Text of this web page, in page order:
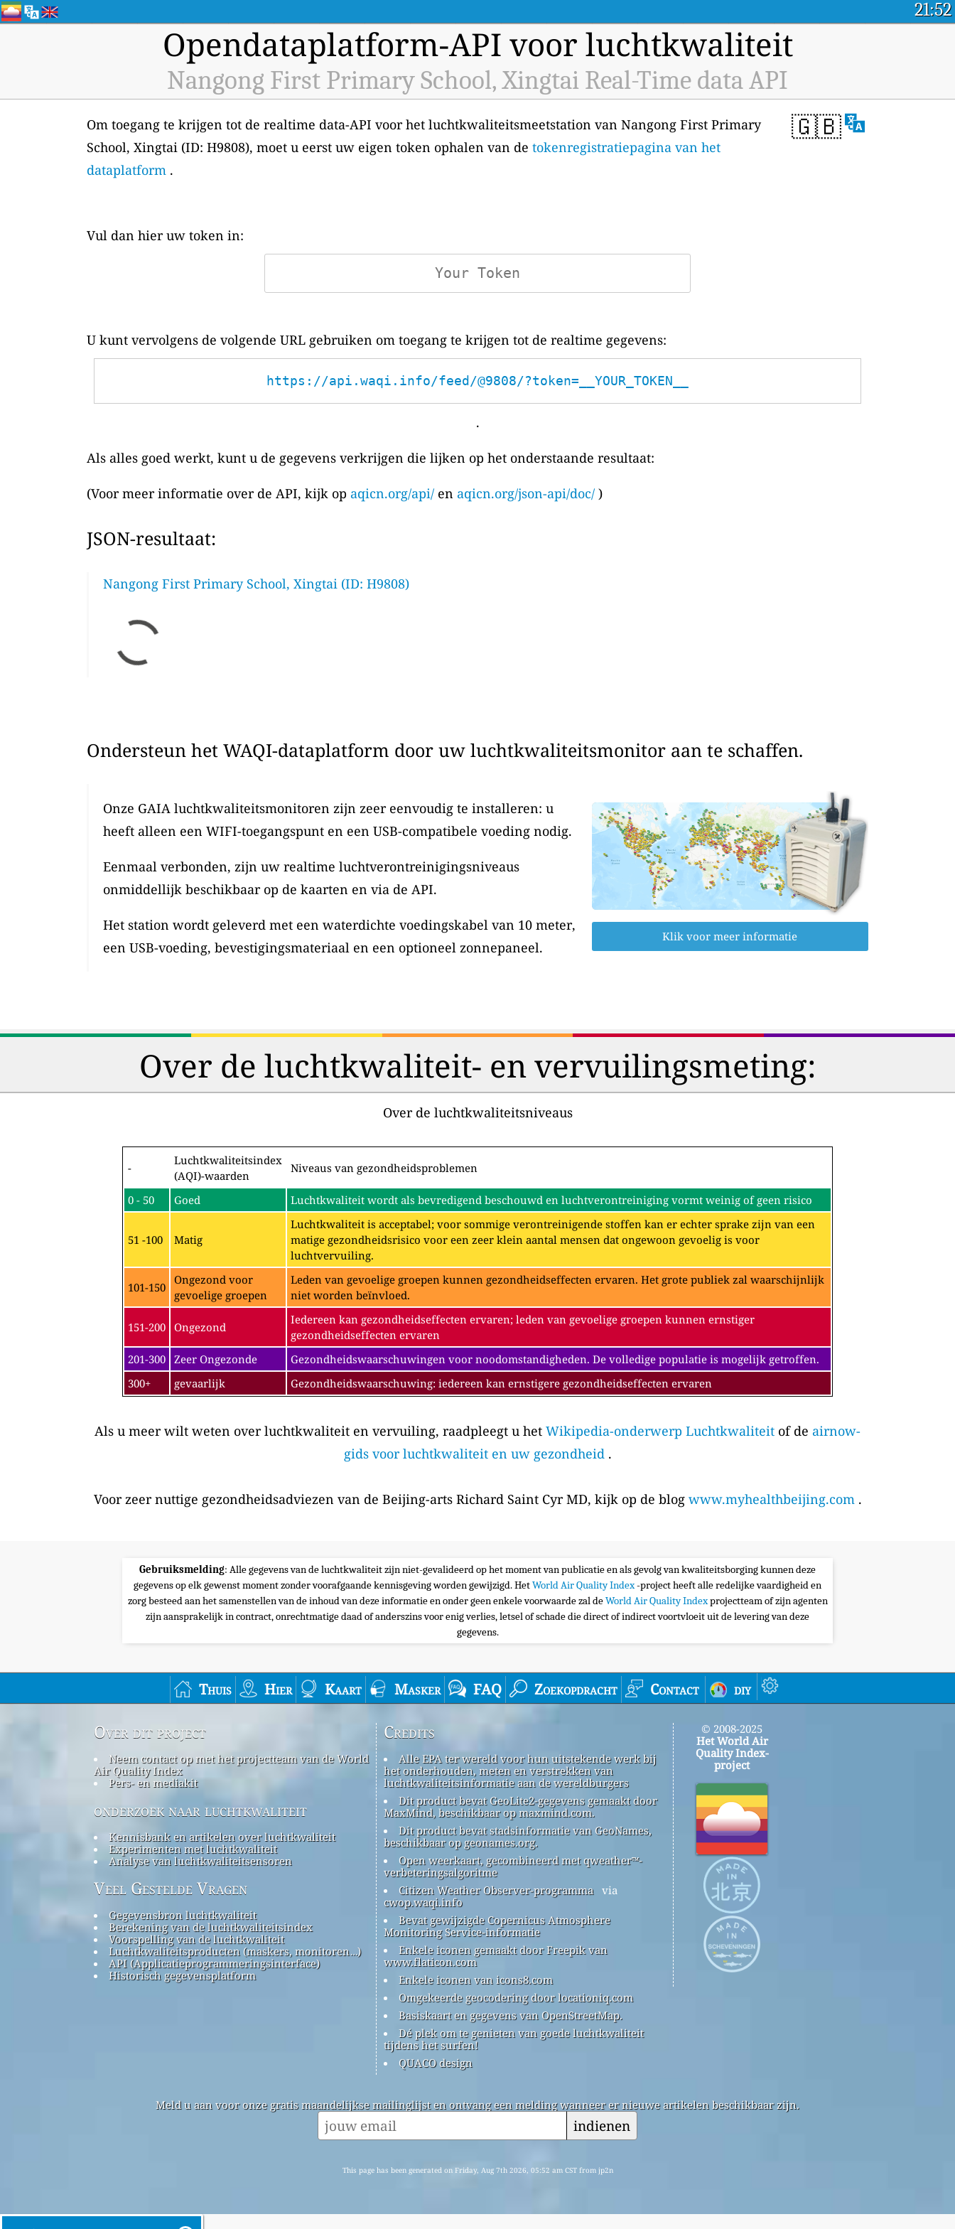
21:52
Opendataplatform-API voor luchtkwaliteit
Nangong First Primary School, Xingtai Real-Time data API
🇬🇧
Om toegang te krijgen tot de realtime data-API voor het luchtkwaliteitsmeetstation van Nangong First Primary
School, Xingtai (ID: H9808), moet u eerst uw eigen token ophalen van de tokenregistratiepagina van het
dataplatform .
Vul dan hier uw token in:
U kunt vervolgens de volgende URL gebruiken om toegang te krijgen tot de realtime gegevens:
https://api.waqi.info/feed/@9808/?token=__YOUR_TOKEN__
.
Als alles goed werkt, kunt u de gegevens verkrijgen die lijken op het onderstaande resultaat:
(Voor meer informatie over de API, kijk op aqicn.org/api/ en aqicn.org/json-api/doc/ )
JSON-resultaat:
Nangong First Primary School, Xingtai (ID: H9808)
Ondersteun het WAQI-dataplatform door uw luchtkwaliteitsmonitor aan te schaffen.
Onze GAIA luchtkwaliteitsmonitoren zijn zeer eenvoudig te installeren: u
heeft alleen een WIFI-toegangspunt en een USB-compatibele voeding nodig.
Eenmaal verbonden, zijn uw realtime luchtverontreinigingsniveaus
onmiddellijk beschikbaar op de kaarten en via de API.
Het station wordt geleverd met een waterdichte voedingskabel van 10 meter,
een USB-voeding, bevestigingsmateriaal en een optioneel zonnepaneel.
Klik voor meer informatie
Over de luchtkwaliteit- en vervuilingsmeting:
Over de luchtkwaliteitsniveaus
-
Luchtkwaliteitsindex
(AQI)-waarden
Niveaus van gezondheidsproblemen
0 - 50 Goed Luchtkwaliteit wordt als bevredigend beschouwd en luchtverontreiniging vormt weinig of geen risico
51 -100 Matig
Luchtkwaliteit is acceptabel; voor sommige verontreinigende stoffen kan er echter sprake zijn van een
matige gezondheidsrisico voor een zeer klein aantal mensen dat ongewoon gevoelig is voor
luchtvervuiling.
101-150
Ongezond voor
gevoelige groepen
Leden van gevoelige groepen kunnen gezondheidseffecten ervaren. Het grote publiek zal waarschijnlijk
niet worden beïnvloed.
151-200 Ongezond
Iedereen kan gezondheidseffecten ervaren; leden van gevoelige groepen kunnen ernstiger
gezondheidseffecten ervaren
201-300 Zeer Ongezonde
Gezondheidswaarschuwingen voor noodomstandigheden. De volledige populatie is mogelijk getroffen.
300+
gevaarlijk Gezondheidswaarschuwing: iedereen kan ernstigere gezondheidseffecten ervaren
Als u meer wilt weten over luchtkwaliteit en vervuiling, raadpleegt u het Wikipedia-onderwerp Luchtkwaliteit of de airnow-
gids voor luchtkwaliteit en uw gezondheid.
Voor zeer nuttige gezondheidsadviezen van de Beijing-arts Richard Saint Cyr MD, kijk op de blog www.myhealthbeijing.com.
Gebruiksmelding: Alle gegevens van de luchtkwaliteit zijn niet-gevalideerd op het moment van publicatie en als gevolg van kwaliteitsborging kunnen deze
gegevens op elk gewenst moment zonder voorafgaande kennisgeving worden gewijzigd. HetWorld Air Quality Index-project heeft alle redelijke vaardigheid en
zorg besteed aan het samenstellen van de inhoud van deze informatie en onder geen enkele voorwaarde zal deWorld Air Quality Indexprojectteam of zijn agenten
zijn aansprakelijk in contract, onrechtmatige daad of anderszins voor enig verlies, letsel of schade die direct of indirect voortvloeit uit de levering van deze
gegevens.
Thuis Hier Kaart Masker FAQ Zoekopdracht Contact diy
Over dit project
Neem contact op met het projectteam van de World
Air Quality Index
Pers- en mediakit
onderzoek naar luchtkwaliteit
Kennisbank en artikelen over luchtkwaliteit
Experimenten met luchtkwaliteit
Analyse van luchtkwaliteitsensoren
Veel Gestelde Vragen
Gegevensbron luchtkwaliteit
Berekening van de luchtkwaliteitsindex
Voorspelling van de luchtkwaliteit
Luchtkwaliteitsproducten (maskers, monitoren…)
API (Applicatieprogrammeringsinterface)
Historisch gegevensplatform
Credits
Alle EPA ter wereld voor hun uitstekende werk bij
het onderhouden, meten en verstrekken van
luchtkwaliteitsinformatie aan de wereldburgers
Dit product bevat GeoLite2-gegevens gemaakt door
MaxMind, beschikbaar op maxmind.com.
Dit product bevat stadsinformatie van GeoNames,
beschikbaar op geonames.org.
Open weerkaart, gecombineerd met qweather™-
verbeteringsalgoritme
Citizen Weather Observer-programma via
cwop.waqi.info
Bevat gewijzigde Copernicus Atmosphere
Monitoring Service-informatie
Enkele iconen gemaakt door Freepik van
www.flaticon.com
Enkele iconen van icons8.com
Omgekeerde geocodering door locationiq.com
Basiskaart en gegevens van OpenStreetMap.
Dé plek om te genieten van goede luchtkwaliteit
tijdens het surfen!
QUACO design
© 2008-2025
Het World Air
Quality Index-
project
Meld u aan voor onze gratis maandelijkse mailinglijst en ontvang een melding wanneer er nieuwe artikelen beschikbaar zijn.
indienen
This page has been generated on Friday, Aug 7th 2026, 05:52 am CST from jp2n